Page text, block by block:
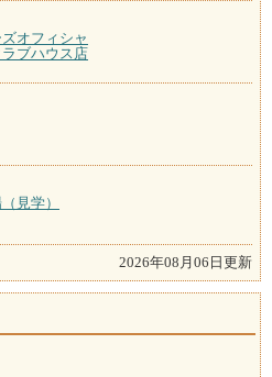
オフィシャ
ブハウス店
見学）
2026年08月06日更新